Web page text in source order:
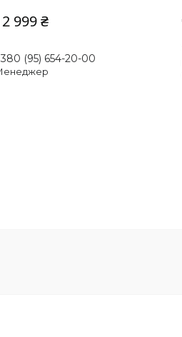
999 ₴
(95) 654-20-00